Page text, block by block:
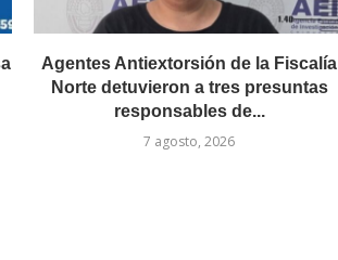
Agentes Antiextorsión de la Fiscalía
Norte detuvieron a tres presuntas
responsables de...
7 agosto, 2026